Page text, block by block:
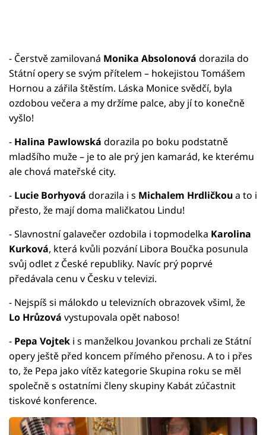
- Čerstvě zamilovaná Monika Absolonová dorazila do
Státní opery se svým přítelem – hokejistou Tomášem
Hornou a zářila štěstím. Láska Monice svědčí, byla
ozdobou večera a my držíme palce, aby jí to konečně
vyšlo!
- Halina Pawlowská dorazila po boku podstatně
mladšího muže – je to ale prý jen kamarád, ke kterému
ale chová mateřské city.
- Lucie Borhyová dorazila i s Michalem Hrdličkoua to i
přesto, že mají doma maličkatou Lindu!
- Slavnostní galavečer ozdobila i topmodelka Karolina
Kurková, která kvůli pozvání Libora Boučka posunula
svůj odlet z České republiky. Navíc prý poprvé
předávala cenu v Česku v televizi.
- Nejspíš si málokdo u televizních obrazovek všiml, že
Lo Hrůzová vystupovala opět naboso!
- Pepa Vojtek i s manželkou Jovankou prchali ze Státní
opery ještě před koncem přímého přenosu. A to i přes
to, že Pepa jako vítěz kategorie Skupina roku se měl
společně s ostatními členy skupiny Kabát zúčastnit
tiskové konference.